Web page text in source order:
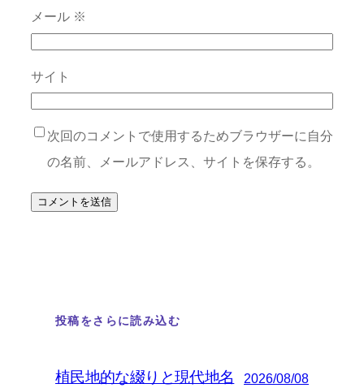
メール ※
サイト
次回のコメントで使用するためブラウザーに自分
の名前、メールアドレス、サイトを保存する。
投稿をさらに読み込む
植民地的な綴りと現代地名 2026/08/08